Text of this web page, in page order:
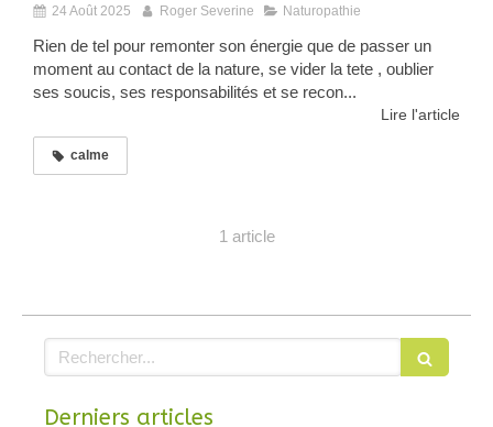
24 Août 2025 Roger Severine Naturopathie
Rien de tel pour remonter son énergie que de passer un
moment au contact de la nature, se vider la tete , oublier
ses soucis, ses responsabilités et se recon...
Lire l'article
calme
1 article
Rechercher
Derniers articles